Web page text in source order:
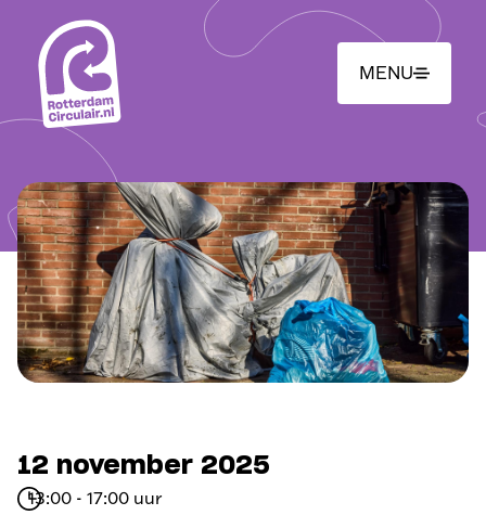
hoofdinhoud
MENU
12 november 2025
13:00 - 17:00 uur